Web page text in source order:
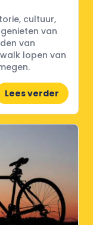
cultuur,
van
van
lopen van
Lees verder